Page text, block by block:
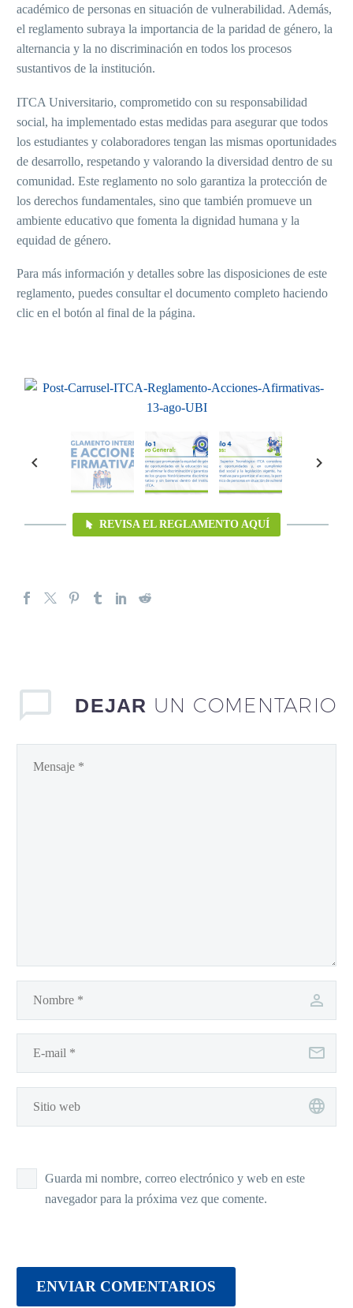
académico de personas en situación de vulnerabilidad. Además,
el reglamento subraya la importancia de la paridad de género, la
alternancia y la no discriminación en todos los procesos
sustantivos de la institución.
ITCA Universitario, comprometido con su responsabilidad
social, ha implementado estas medidas para asegurar que todos
los estudiantes y colaboradores tengan las mismas oportunidades
de desarrollo, respetando y valorando la diversidad dentro de su
comunidad. Este reglamento no solo garantiza la protección de
los derechos fundamentales, sino que también promueve un
ambiente educativo que fomenta la dignidad humana y la
equidad de género.
Para más información y detalles sobre las disposiciones de este
reglamento, puedes consultar el documento completo haciendo
clic en el botón al final de la página.
REVISA EL REGLAMENTO AQUÍ
DEJAR UN COMENTARIO
Guarda mi nombre, correo electrónico y web en este
navegador para la próxima vez que comente.
ENVIAR COMENTARIOS